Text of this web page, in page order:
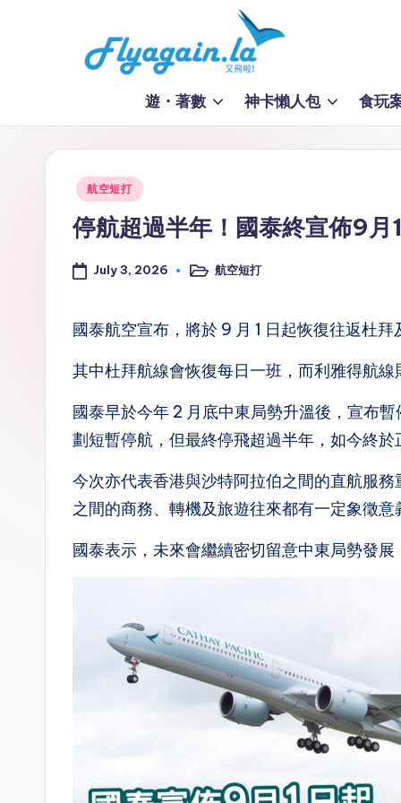
飛
啦
！
Fl
ai
n.
la
遊・著數 神卡懶人包 食玩
Posted
航空短打
停航超過半年！國泰終宣佈9月
July 3, 2026
Posted航空短打
國泰航空宣布，將於 9 月 1 日起恢復往返杜拜
其中杜拜航線會恢復每日一班，而利雅得航線
國泰早於今年 2 月底中東局勢升溫後，宣布
劃短暫停航，但最終停飛超過半年，如今終於
今次亦代表香港與沙特阿拉伯之間的直航服
之間的商務、轉機及旅遊往來都有一定象徵意
國泰表示，未來會繼續密切留意中東局勢發